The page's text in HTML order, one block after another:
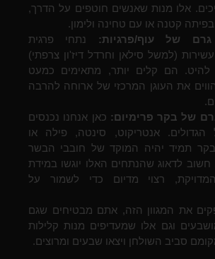
אלו מנות שאנשים חוטפים על הדרך,
קטנה או עם טחינה ולימון.
נתחי פרגית
(למשל סילאן וחרדל דיז'ון צרפתי)
הם קלים יותר, מתאימים כמעט
את העוגן המרכזי של ארוחה להרבה
כאן אנחנו נכנסים
הגדולים. אנטריקוט, סינטה, פילה או
תמיד יהיה המוקד של חובבי הבשר
חשוב לדאוג שהנתחים האלו יוגשו במידת
רצוי מדיום כדי לשמור על
את המגוון הזה, אתם מבטיחים שגם
וגם אלו שמעדיפים מנות קלילות
סביב השולחן ויצאו שבעים ומרוצים.